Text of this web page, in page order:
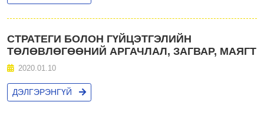
СТРАТЕГИ БОЛОН ГҮЙЦЭТГЭЛИЙН
ТӨЛӨВЛӨГӨӨНИЙ АРГАЧЛАЛ, ЗАГВАР, МАЯГТ
2020.01.10
ДЭЛГЭРЭНГҮЙ